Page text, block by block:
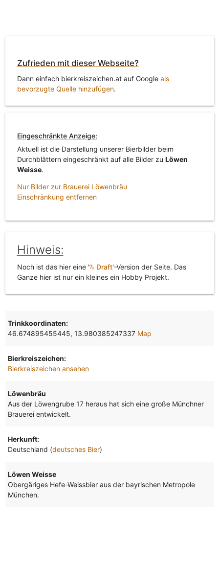
Zufrieden mit dieser Webseite?
Dann einfach bierkreiszeichen.at auf Google als
bevorzugte Quelle hinzufügen.
Eingeschränkte Anzeige:
Aktuell ist die Darstellung unserer Bierbilder beim
Durchblättern eingeschränkt auf alle Bilder zu Löwen
Weisse.
Nur Bilder zur Brauerei Löwenbräu
Einschränkung entfernen
Hinweis:
Noch ist das hier eine ' Draft'-Version der Seite. Das
Ganze hier ist nur ein kleines ein Hobby Projekt.
Trinkkoordinaten:
46.674895455445, 13.980385247337 Map
Bierkreiszeichen:
Bierkreiszeichen ansehen
Löwenbräu
Aus der Löwengrube 17 heraus hat sich eine große Münchner
Brauerei entwickelt.
Herkunft:
Deutschland (deutsches Bier)
Löwen Weisse
Obergäriges Hefe-Weissbier aus der bayrischen Metropole
München.